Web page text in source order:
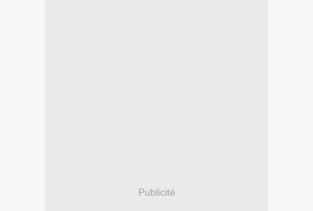
Publicité